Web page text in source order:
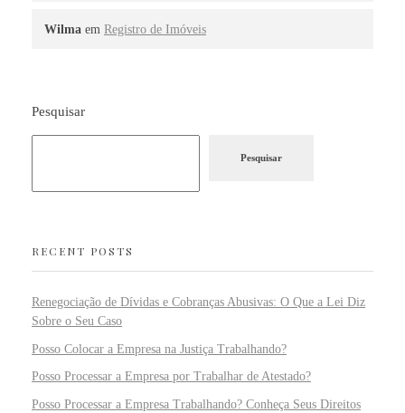
Wilma em Registro de Imóveis
Pesquisar
Pesquisar
RECENT POSTS
Renegociação de Dívidas e Cobranças Abusivas: O Que a Lei Diz
Sobre o Seu Caso
Posso Colocar a Empresa na Justiça Trabalhando?
Posso Processar a Empresa por Trabalhar de Atestado?
Posso Processar a Empresa Trabalhando? Conheça Seus Direitos